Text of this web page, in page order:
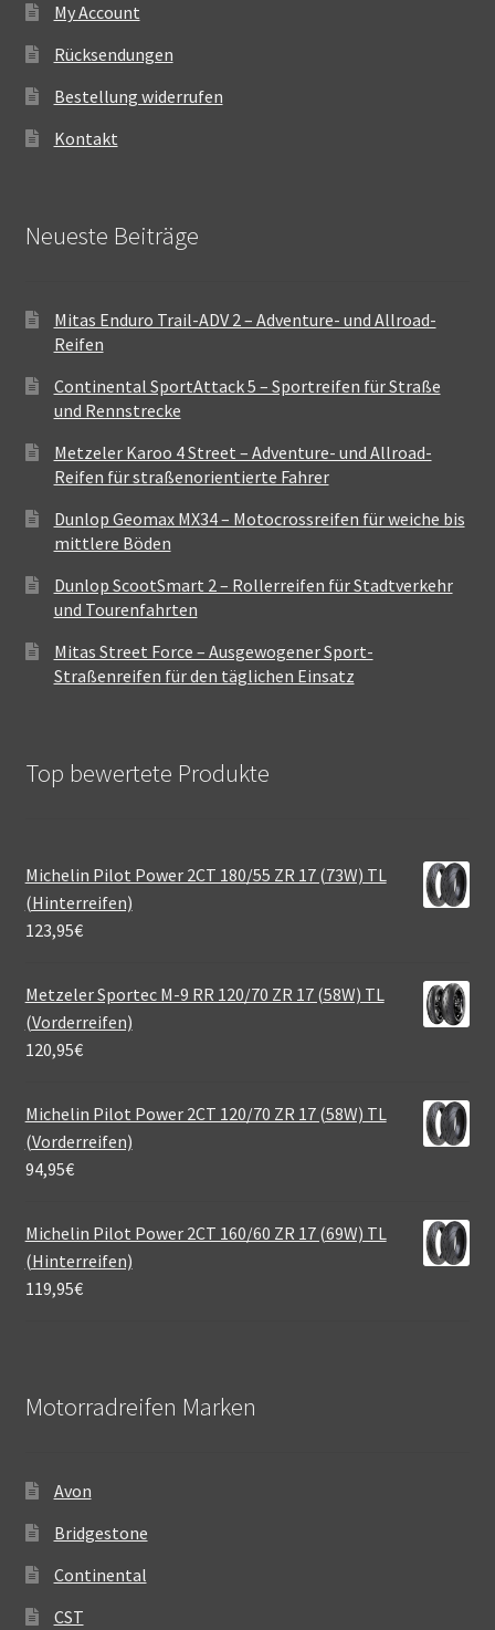
My Account
Rücksendungen
Bestellung widerrufen
Kontakt
Neueste Beiträge
Mitas Enduro Trail-ADV 2 – Adventure- und Allroad-
Reifen
Continental SportAttack 5 – Sportreifen für Straße
und Rennstrecke
Metzeler Karoo 4 Street – Adventure- und Allroad-
Reifen für straßenorientierte Fahrer
Dunlop Geomax MX34 – Motocrossreifen für weiche bis
mittlere Böden
Dunlop ScootSmart 2 – Rollerreifen für Stadtverkehr
und Tourenfahrten
Mitas Street Force – Ausgewogener Sport-
Straßenreifen für den täglichen Einsatz
Top bewertete Produkte
Michelin Pilot Power 2CT 180/55 ZR 17 (73W) TL
(Hinterreifen)
123,95€
Metzeler Sportec M-9 RR 120/70 ZR 17 (58W) TL
(Vorderreifen)
120,95€
Michelin Pilot Power 2CT 120/70 ZR 17 (58W) TL
(Vorderreifen)
94,95€
Michelin Pilot Power 2CT 160/60 ZR 17 (69W) TL
(Hinterreifen)
119,95€
Motorradreifen Marken
Avon
Bridgestone
Continental
CST